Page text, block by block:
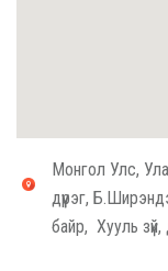
Монгол Улс,
дүүрэг,
байр, Хууль